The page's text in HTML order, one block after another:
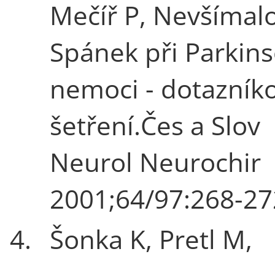
Mečíř P,
Spánek při
nemoci -
šetření.Čes a Slov
Neurol Neurochir
2001;64/97:268-
4.
Šonka K, Pretl M,